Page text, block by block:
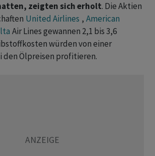
zeigten sich erholt. Die Aktien
United Airlines , American
Air Lines gewannen 2,1 bis 3,6
würden von einer
den Ölpreisen profitieren.